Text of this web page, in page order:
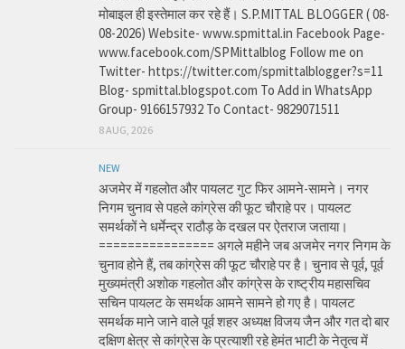
मोबाइल ही इस्तेमाल कर रहे हैं। S.P.MITTAL BLOGGER ( 08-
08-2026) Website- www.spmittal.in Facebook Page-
www.facebook.com/SPMittalblog Follow me on
Twitter- https://twitter.com/spmittalblogger?s=11
Blog- spmittal.blogspot.com To Add in WhatsApp
Group- 9166157932 To Contact- 9829071511
8 AUG, 2026
NEW
अजमेर में गहलोत और पायलट गुट फिर आमने-सामने। नगर
निगम चुनाव से पहले कांग्रेस की फूट चौराहे पर। पायलट
समर्थकों ने धर्मेन्द्र राठौड़ के दखल पर ऐतराज जताया।
================ अगले महीने जब अजमेर नगर निगम के
चुनाव होने हैं, तब कांग्रेस की फूट चौराहे पर है। चुनाव से पूर्व, पूर्व
मुख्यमंत्री अशोक गहलोत और कांग्रेस के राष्ट्रीय महासचिव
सचिन पायलट के समर्थक आमने सामने हो गए है। पायलट
समर्थक माने जाने वाले पूर्व शहर अध्यक्ष विजय जैन और गत दो बार
दक्षिण क्षेत्र से कांग्रेस के प्रत्याशी रहे हेमंत भाटी के नेतृत्व में